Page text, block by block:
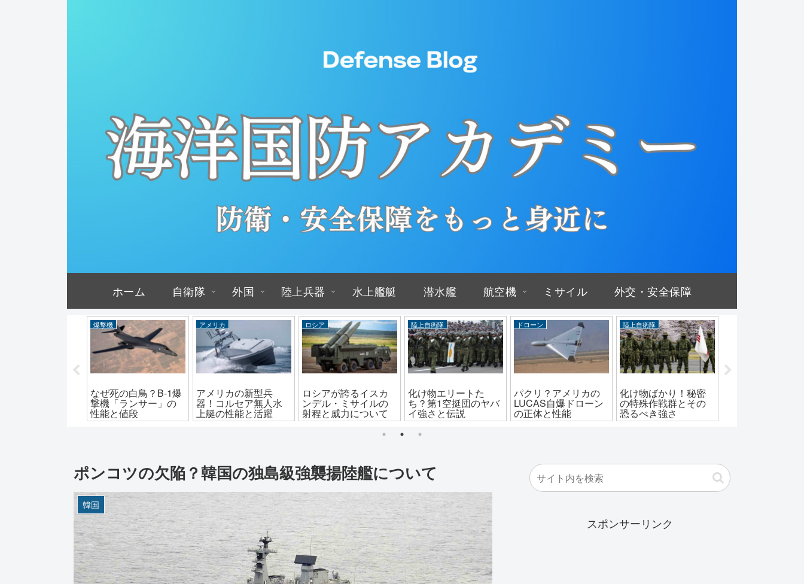
ホーム 自衛隊 外国 陸上兵器 水上艦艇 潜水艦 航空機 ミサイル 外交・安全保障
爆撃機
なぜ死の白鳥？B-1爆
撃機「ランサー」の
性能と値段
アメリカ
アメリカの新型兵
器！コルセア無人水
上艇の性能と活躍
ロシア
ロシアが誇るイスカ
ンデル・ミサイルの
射程と威力について
陸上自衛隊
化け物エリートた
ち？第1空挺団のヤバ
イ強さと伝説
ドローン
パクリ？アメリカの
LUCAS自爆ドローン
の正体と性能
陸上自衛隊
化け物ばかり！秘密
の特殊作戦群とその
恐るべき強さ
ポンコツの欠陥？韓国の独島級強襲揚陸艦について
韓国
スポンサーリンク